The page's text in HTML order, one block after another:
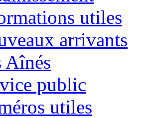
utiles
arrivants
Aînés
public
utiles